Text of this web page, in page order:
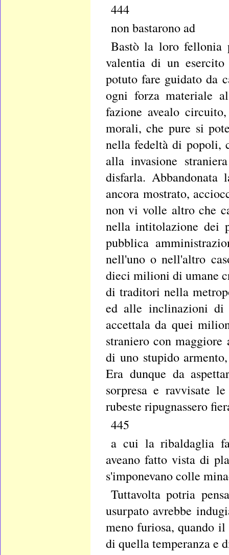
444
non bastarono ad
Bastò la loro fellonia
valentia di un
potuto fare guidato da
ogni forza materiale
fazione avealo
morali, che pure si
nella fedeltà di popoli,
alla invasione
disfarla.
ancora mostrato,
non vi volle altro che
nella intitolazione dei
pubblica
nell'uno o nell'altro
dieci milioni di umane
di traditori nella
ed alle inclinazioni di
accettala da quei
straniero con maggiore
di uno stupido
Era dunque da
sorpresa e ravvisate
rubeste ripugnassero
445
a cui la ribaldaglia
aveano fatto vista di
s'imponevano colle
Tuttavolta potria
usurpato avrebbe
meno furiosa, quando
di quella temperanza e